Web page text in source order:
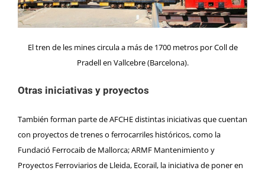
El tren de les mines circula a más de 1700 metros por Coll de
Pradell en Vallcebre (Barcelona).
Otras iniciativas y proyectos
También forman parte de AFCHE distintas iniciativas que cuentan
con proyectos de trenes o ferrocarriles históricos, como la
Fundació Ferrocaib de Mallorca;ARMF Mantenimiento y
Proyectos Ferroviarios de Lleida, Ecorail, la iniciativa de poner en